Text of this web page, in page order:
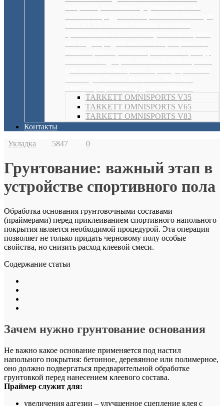
TARKETT OMNISPORTS V35
TARKETT OMNISPORTS V65
TARKETT OMNISPORTS V83
Контакты
Укладка
5847 0
Грунтование: важный этап в
устройстве спортивного пола
Обработка основания грунтовочными составами
(праймерами) перед приклеиванием спортивного напольного
покрытия является необходимой процедурой. Эта операция
позволяет не только придать черновому полу особые
свойства, но снизить расход клеевой смеси.
Содержание статьи
Зачем нужно грунтование основания
Не важно какое основание применяется под настил
напольного покрытия: бетонное, деревянное или полимерное,
оно должно подвергаться предварительной обработке
грунтовкой перед нанесением клеевого состава.
Праймер служит для:
увеличения адгезии – улучшенное сцепление клея с